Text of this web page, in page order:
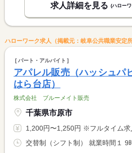
求人詳細を見る (ハロー
ハローワーク求人（掲載元：岐阜公共職業安定所
パート・アルバイト
アパレル販売（ハッシュパ
はら台店）
株式会社 ブルーメイト販売
千葉県市原市
1,200円〜1,250円 ※フルタイム求人の場合は月額（換算額）、パー